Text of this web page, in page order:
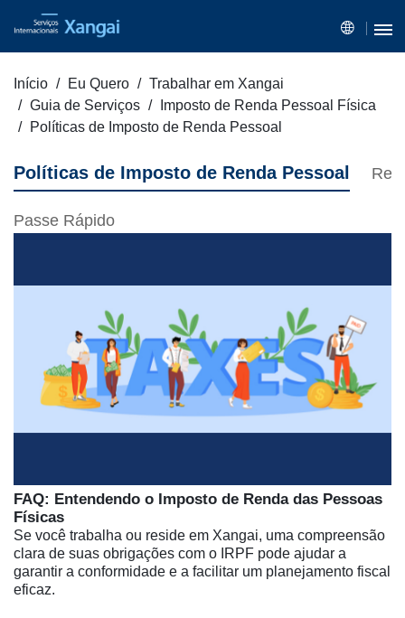
Início Eu Quero
Trabalhar em Xangai
Guia de Serviços
Imposto de Renda Pessoal Física
Políticas de Imposto de Renda Pessoal
Políticas de Imposto de Renda Pessoal
Passe Rápido
FAQ: Entendendo o Imposto de Renda das Pessoas
Físicas
Se você trabalha ou reside em Xangai, uma compreensão
clara de suas obrigações com o IRPF pode ajudar a
garantir a conformidade e a facilitar um planejamento fiscal
eficaz.